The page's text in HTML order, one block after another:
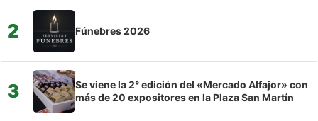
2 Fúnebres 2026
3
Se viene la 2° edición del «Mercado Alfajor» con
más de 20 expositores en la Plaza San Martín